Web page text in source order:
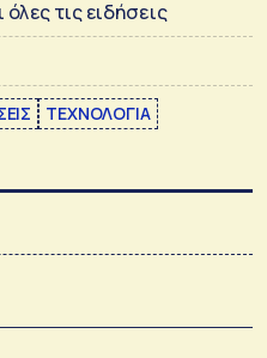
τις ειδήσεις
ΤΕΧΝΟΛΟΓΙΑ